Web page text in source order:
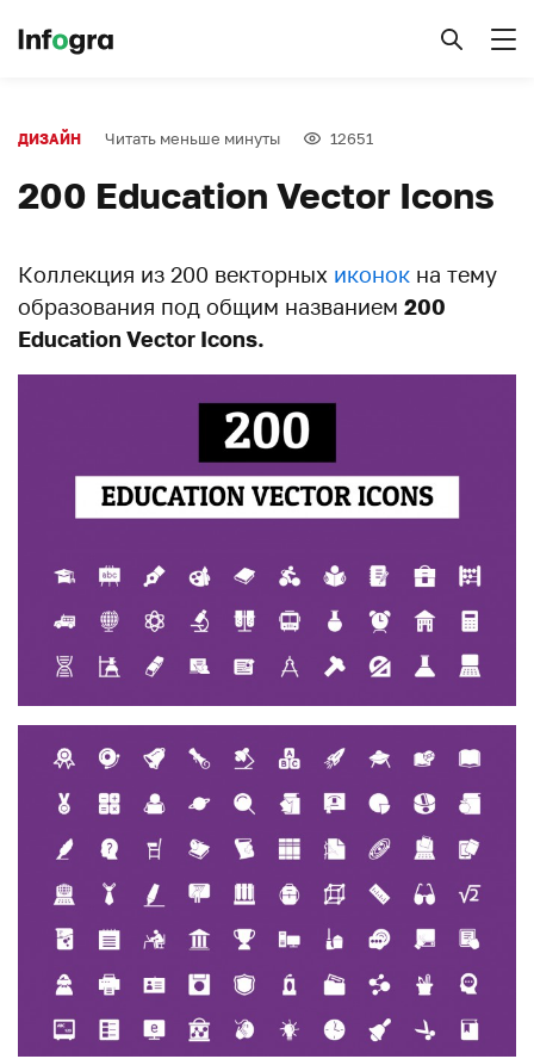
ДИЗАЙН Читать меньше минуты 12651
200 Education Vector Icons
Коллекция из 200 векторных иконок на тему
образования под общим названием 200
Education Vector Icons.